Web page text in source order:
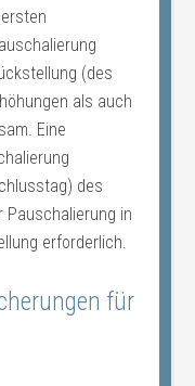
(des
als auch
Eine
des
in
erforderlich.
für